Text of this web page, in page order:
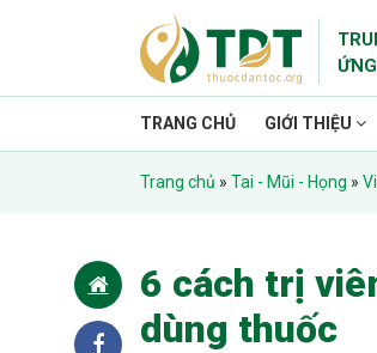
TRANG CHỦ GIỚI THIỆU
Trang chủ » Tai - Mũi - Họng »
6 cách trị
dùng thuốc